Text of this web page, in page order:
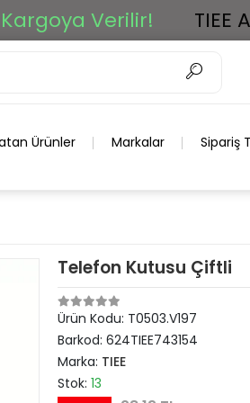
Verilir! TIEE Ar-
Ürünler Markalar Sipariş
Telefon Kutusu Çiftli
Ürün Kodu: T0503.V197
Barkod: 624TIEE743154
Marka: TIEE
Stok: 13